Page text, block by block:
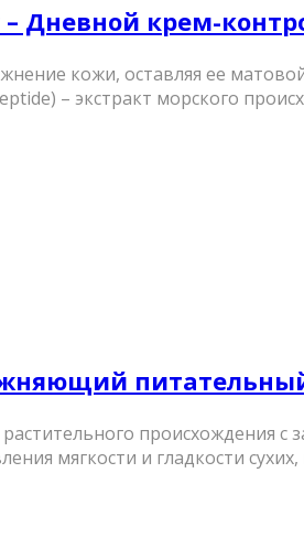
Дневной крем-
кожи, оставляя ее
– экстракт морского
происхождения
мягкости и гладкости